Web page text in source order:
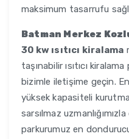
maksimum tasarrufu
Batman Merkez
30 kw ısıtıcı kiralama
taşınabilir ısıtıcı
bizimle iletişime geçin.
yüksek kapasiteli
sarsılmaz
parkurumuz en